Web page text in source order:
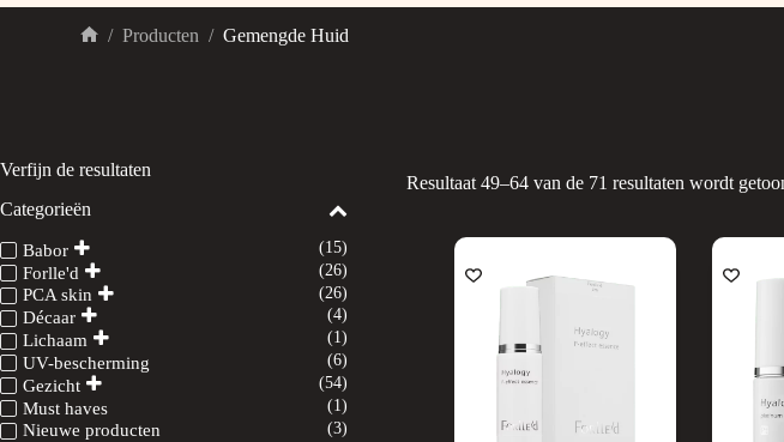
/ Producten / Gemengde Huid
Resultaat 49–64 van de 71 resultaten wordt
Verfijn de resultaten
Categorieën
Babor (15)
Forlle'd (26)
PCA skin (26)
Décaar (4)
Lichaam (1)
UV-bescherming (6)
Gezicht (54)
Must haves (1)
Nieuwe producten (3)